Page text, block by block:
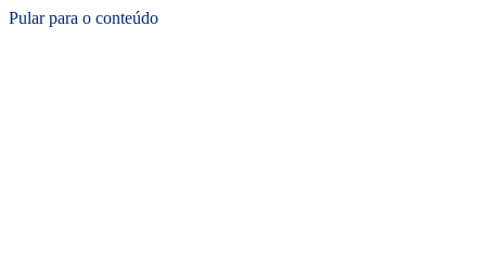
Pular para o conteúdo